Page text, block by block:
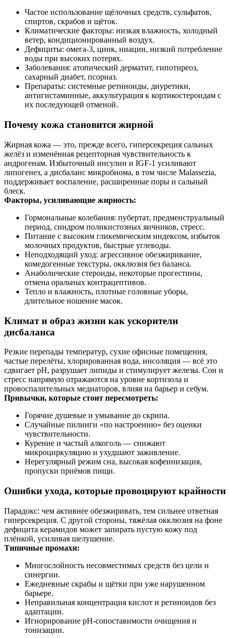
Частое использование щёлочных средств, сульфатов,
спиртов, скрабов и щёток.
Климатические факторы: низкая влажность, холодный
ветер, кондиционированный воздух.
Дефициты: омега‑3, цинк, ниацин, низкий потребление
воды при высоких потерях.
Заболевания: атопический дерматит, гипотиреоз,
сахарный диабет, псориаз.
Препараты: системные ретиноиды, диуретики,
антигистаминные, аккультурация к кортикостероидам с
их последующей отменой.
Почему кожа становится жирной
Жирная кожа — это, прежде всего, гиперсекреция сальных
желёз и изменённая рецепторная чувствительность к
андрогенам. Избыточный инсулин и IGF‑1 усиливают
липогенез, а дисбаланс микробиома, в том числе Malassezia,
поддерживает воспаление, расширенные поры и сальный
блеск.
Факторы, усиливающие жирность:
Гормональные колебания: пубертат, предменструальный
период, синдром поликистозных яичников, стресс.
Питание с высоким гликемическим индексом, избыток
молочных продуктов, быстрые углеводы.
Неподходящий уход: агрессивное обезжиривание,
комедогенные текстуры, окклюзия без баланса.
Анаболические стероиды, некоторые прогестины,
отмена оральных контрацептивов.
Тепло и влажность, плотные головные уборы,
длительное ношение масок.
Климат и образ жизни как ускорители
дисбаланса
Резкие перепады температур, сухие офисные помещения,
частые перелёты, хлорированная вода, инсоляция — всё это
сдвигает рН, разрушает липиды и стимулирует железы. Сон и
стресс напрямую отражаются на уровне кортизола и
провоспалительных медиаторов, влияя на барьер и себум.
Привычки, которые стоит пересмотреть:
Горячие душевые и умывание до скрипа.
Случайные пилинги «по настроению» без оценки
чувствительности.
Курение и частый алкоголь — снижают
микроциркуляцию и ухудшают заживление.
Нерегулярный режим сна, высокая кофеинизация,
пропуски приёмов пищи.
Ошибки ухода, которые провоцируют крайности
Парадокс: чем активнее обезжиривать, тем сильнее ответная
гиперсекреция. С другой стороны, тяжёлая окклюзия на фоне
дефицита керамидов может запирать пустую кожу под
плёнкой, усиливая шелушение.
Типичные промахи:
Многослойность несовместимых средств без цели и
синергии.
Ежедневные скрабы и щётки при уже нарушенном
барьере.
Неправильная концентрация кислот и ретиноидов без
адаптации.
Игнорирование рН-сопоставимости очищения и
тонизации.